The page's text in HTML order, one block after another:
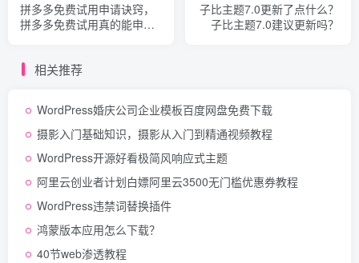
拼多多免费试用申请诀窍，
拼多多免费试用真的能申请
子比主题7.0更新了点什么？
子比主题7.0建议更新吗？
相关推荐
WordPress婚庆公司企业模板百度网盘免费下载
摄影入门基础知识，摄影从入门到精通视频教程
WordPress开源好看极简风响应式主题
阿里云创业者计划白嫖阿里云3500无门槛优惠券教程
WordPress违禁词替换插件
鸿蒙版本应用怎么下载？
40节web渗透教程